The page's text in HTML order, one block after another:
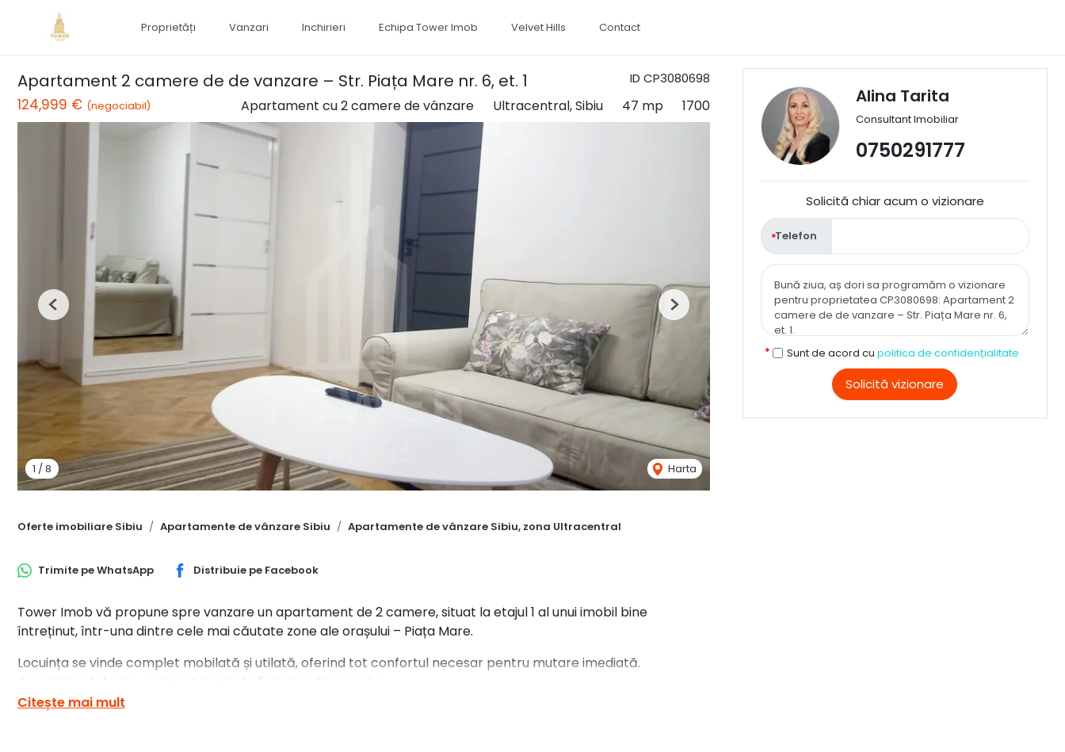
Proprietăți Vanzari Inchirieri Echipa Tower Imob Velvet Hills Contact
ID CP3080698
Apartament 2 camere de de vanzare – Str. Piața Mare nr. 6, et. 1
124,999 € (negociabil) Apartament cu 2 camere de vânzare Ultracentral, Sibiu 47 mp 1700
1 /8 Harta
Previous Next
Oferte imobiliare Sibiu Apartamente de vânzare Sibiu Apartamente de vânzare Sibiu, zona Ultracentral
Trimite peWhatsApp Distribuie pe Facebook
Tower Imob vă propune spre vanzare un apartament de 2 camere, situat la etajul 1 al unui imobil bine
întreținut, într-una dintre cele mai căutate zone ale orașului – Piața Mare.
Locuința se vinde complet mobilată și utilată, oferind tot confortul necesar pentru mutare imediată.
Apartamentul este compartimentat eficient și dispune de:
Living spațios, luminos
Citește mai mult
Alina Tarita
Consultant Imobiliar
0750291777
Solicită chiar acum o vizionare
Telefon
Sunt de acord cu politica de confidențialitate
Solicită vizionare